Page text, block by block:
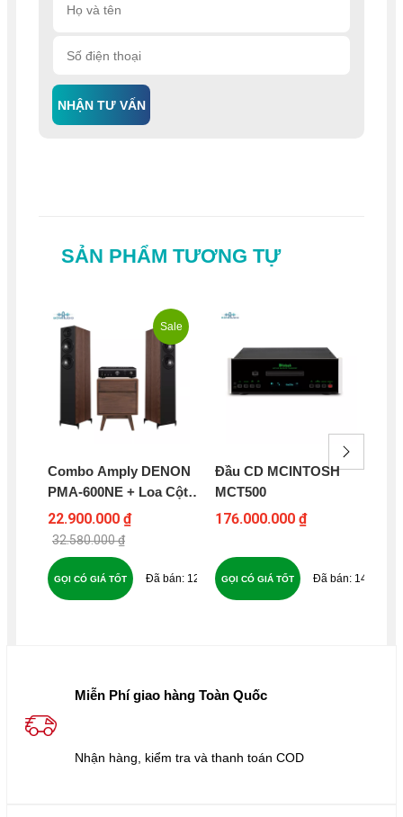
NHẬN TƯ VẤN
SẢN PHẨM TƯƠNG TỰ
Sale
Combo Amply DENON
PMA-600NE + Loa Cột
WHARFEDALE
DIAMOND 12.3 – DP9
22.900.000 ₫
32.580.000 ₫
123
GỌI CÓ GIÁ TỐT
Đầu CD MCINTOSH
MCT500
176.000.000 ₫
147
GỌI CÓ GIÁ TỐT
Miễn Phí giao hàng Toàn Quốc
Nhận hàng, kiểm tra và thanh toán COD